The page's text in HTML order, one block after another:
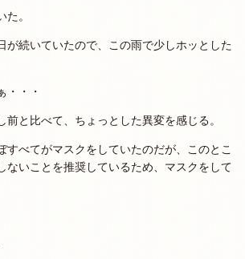
。
続いていたので、この雨で少しホッとした
・・・
と比べて、ちょっとした異変を感じる。
べてがマスクをしていたのだが、このとこ
いことを推奨しているため、マスクをして